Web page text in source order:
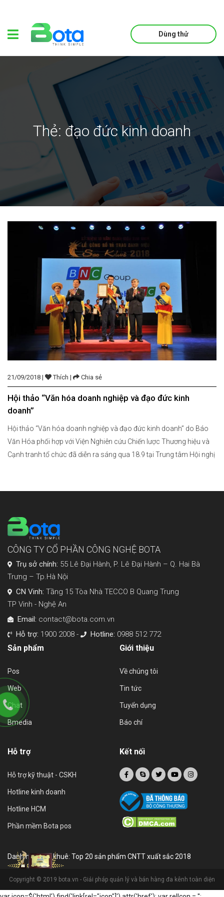
Dùng thử
Thẻ: đạo đức kinh doanh
21/09/2018 | Thích | Chia sẻ
Hội thảo “Văn hóa doanh nghiệp và đạo đức kinh
doanh”
Hội thảo “Văn hóa doanh nghiệp và đạo đức kinh doanh” do Báo
Văn Hóa phối hợp với Viện Nghiên cứu Chiến lược Thương hiệu và
Cạnh tranh tổ chức đã diễn ra sáng qua 18.9 tại Trung tâm Hội nghị
CÔNG TY CỔ PHẦN CÔNG NGHỆ BOTA
Trụ sở chính: 55 Lê Đại Hành, P. Lê Đại Hành – Q. Hai Bà
Trưng – Tp.Hà Nội
CN Vinh: Tầng 15 Tòa Nhà TECCO B Quang Trung
TP Vinh - Nghệ An
Email: contact@bota.com.vn
Hỗ trợ: 1900 2008 - Hotline: 0988 512 772
Sản phẩm
Pos
Web
Chat
Bmedia
Giới thiệu
Về chúng tôi
Tin tức
Tuyển dụng
Báo chí
Hỗ trợ
Hỗ trợ kỹ thuật - CSKH
Hotline kinh doanh
Hotline HCM
Phần mềm Bota pos
Kết nối
Danh hiệu sao khuê: Top 20 sản phẩm CNTT xuất sắc 2018
Copyright © 2019 bota.vn - Giải pháp quản lý và bán hàng đa kênh toàn diện